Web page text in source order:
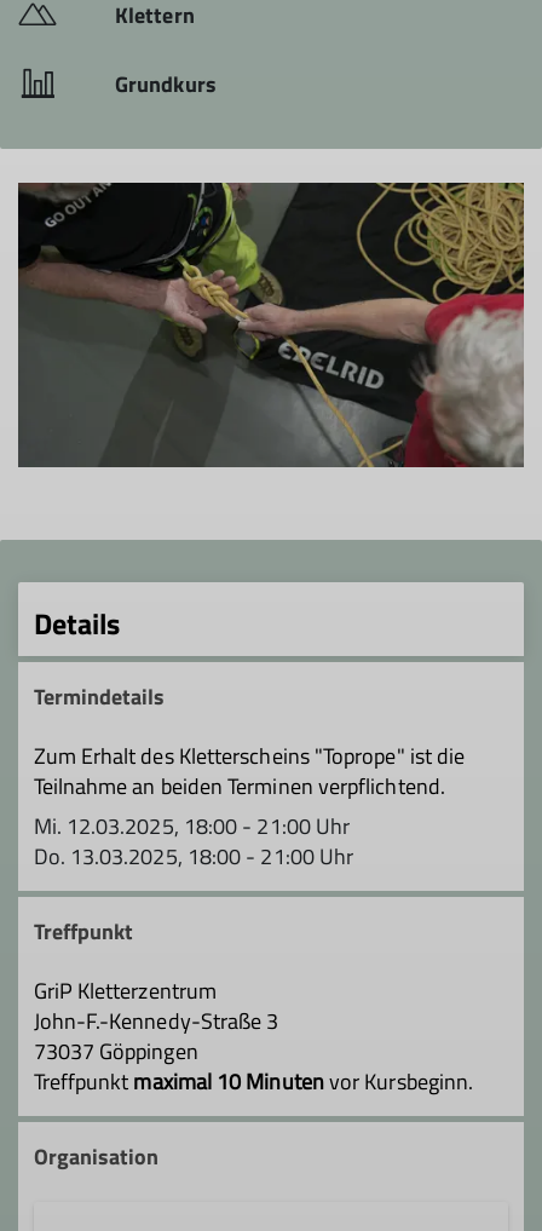
Klettern
Grundkurs
Details
Termindetails
Zum Erhalt des Kletterscheins "Toprope" ist die
Teilnahme an beiden Terminen verpflichtend.
Mi. 12.03.2025, 18:00 - 21:00 Uhr
Do. 13.03.2025, 18:00 - 21:00 Uhr
Treffpunkt
GriP Kletterzentrum
John-F.-Kennedy-Straße 3
73037 Göppingen
Treffpunktmaximal 10 Minutenvor Kursbeginn.
Organisation